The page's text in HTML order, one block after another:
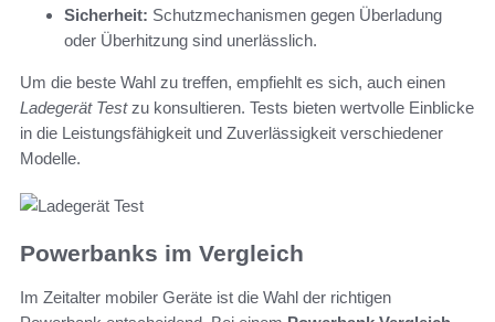
Sicherheit: Schutzmechanismen gegen Überladung
oder Überhitzung sind unerlässlich.
Um die beste Wahl zu treffen, empfiehlt es sich, auch einen
Ladegerät Testzu konsultieren. Tests bieten wertvolle Einblicke
in die Leistungsfähigkeit und Zuverlässigkeit verschiedener
Modelle.
Powerbanks im Vergleich
Im Zeitalter mobiler Geräte ist die Wahl der richtigen